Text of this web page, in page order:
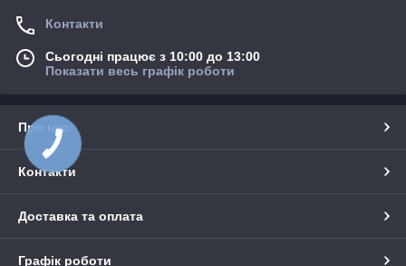
Контакти
Сьогодні працює з 10:00 до 13:00
Показати весь графік роботи
Про нас
Контакти
Доставка та оплата
Графік роботи
КНОПКА
ЗВ'ЯЗКУ